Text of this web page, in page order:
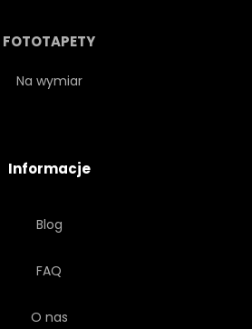
FOTOTAPETY
Na wymiar
Informacje
Blog
FAQ
O nas